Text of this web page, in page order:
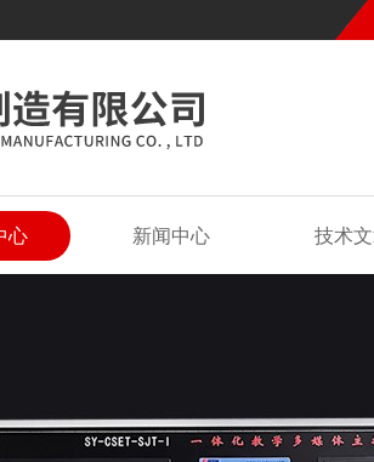
心 新闻中心 技术